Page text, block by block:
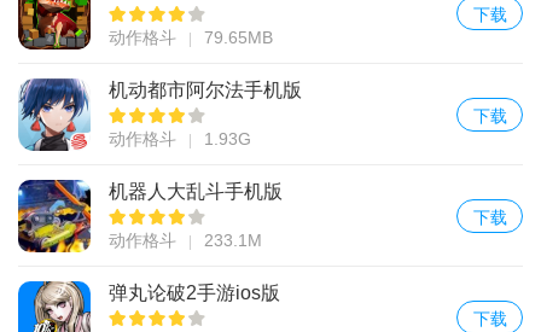
动作格斗 79.65MB
下载
机动都市阿尔法手机版
动作格斗 1.93G
下载
机器人大乱斗手机版
动作格斗 233.1M
下载
弹丸论破2手游ios版
下载